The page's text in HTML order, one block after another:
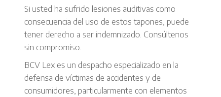
Si usted ha sufrido lesiones auditivas como
consecuencia del uso de estos tapones, puede
tener derecho a ser indemnizado. Consúltenos
sin compromiso.
BCV Lex es un despacho especializado en la
defensa de víctimas de accidentes y de
consumidores, particularmente con elementos